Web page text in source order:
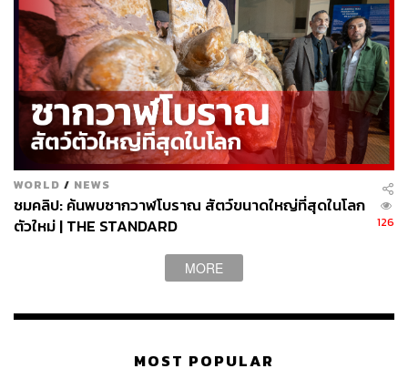
อ้างอิง:
https://edition.cnn.com/2024/05/13/world/whale-com
munication-coda-alphabet-scn/index.html
https://news.mit.edu/2024/csail-ceti-explores-sperm-
whale-alphabet-0507​
ข่าวที่เกี่ยวข้อง:
โซนาร์ล่าเหยื่อ-ระบบสื่อสารในสังคม ไขปริศนา​โลมา-
วิจัยชี้ สุนัขสามารถเชื่อมโยงภาษาของมนุษย์เข้ากับสิ่ง
WORLD / NEWS
ชมคลิป: ค้นพบซากวาฬโบราณ สัตว์ขนาดใหญ่ที่สุดในโลก
ตัวใหม่ | THE STANDARD
126
MORE
MOST POPULAR